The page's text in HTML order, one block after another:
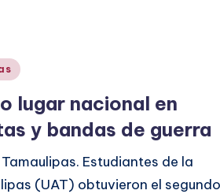
lugar nacional en
y bandas de guerra
Estudiantes de la
(UAT) obtuvieron el